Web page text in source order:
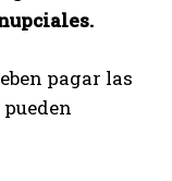
pagar las